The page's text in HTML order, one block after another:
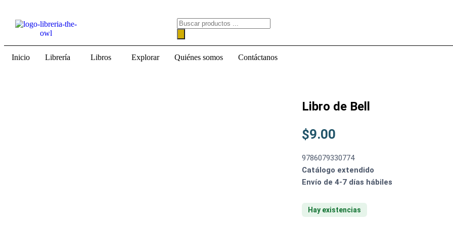
Inicio Librería Libros Explorar Quiénes somos Contáctanos
Libro de Bell
$9.00
9786079330774
Catálogo extendido
Envío de 4-7 días hábiles
Hay existencias